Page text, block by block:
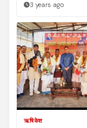
3 years ago
ऋषिकेश